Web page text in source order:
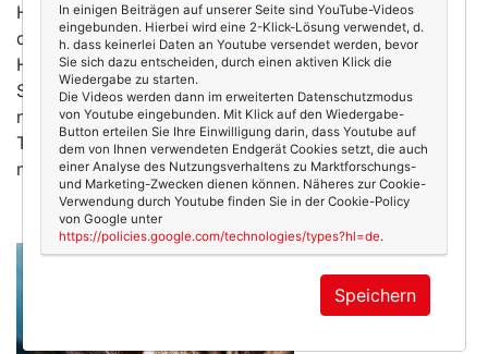
Heizung hat über Nacht den Geist aufgegeben (und
das beim ersten Frost!) und Kaffee ist auch aus. Der
Himmel? Grauverhangen, logisch. Auf dem
Schreibtisch stapelt sich die Arbeit samt Deadline –
nur die Motivation ist mangels Koffein noch im
Tiefschlaf. Wie ein (müdes!) Häufchen Elend sitze ich
mit meinem Kräutertee – statt… mehr
In einigen Beiträgen auf unserer Seite sind YouTube-Videos
eingebunden. Hierbei wird eine 2-Klick-Lösung verwendet, d.
h. dass keinerlei Daten an Youtube versendet werden, bevor
Sie sich dazu entscheiden, durch einen aktiven Klick die
Wiedergabe zu starten.
Die Videos werden dann im erweiterten Datenschutzmodus
von Youtube eingebunden. Mit Klick auf den Wiedergabe-
Button erteilen Sie Ihre Einwilligung darin, dass Youtube auf
dem von Ihnen verwendeten Endgerät Cookies setzt, die auch
einer Analyse des Nutzungsverhaltens zu Marktforschungs-
und Marketing-Zwecken dienen können. Näheres zur Cookie-
Verwendung durch Youtube finden Sie in der Cookie-Policy
von Google unter
https://policies.google.com/technologies/types?hl=de.
Speichern